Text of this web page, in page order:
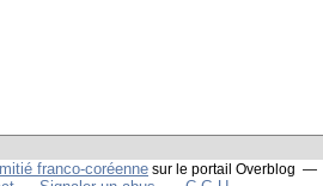
franco-coréenne sur le portail Overblog